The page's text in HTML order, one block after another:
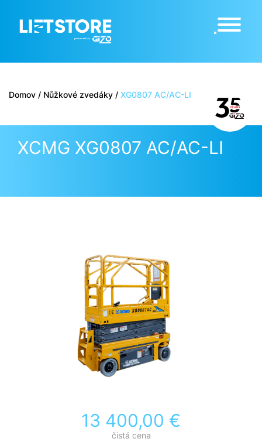
Domov / Nůžkové zvedáky / XG0807 AC/AC-LI
XCMG XG0807 AC/AC-LI
13 400,00 €
čistá cena